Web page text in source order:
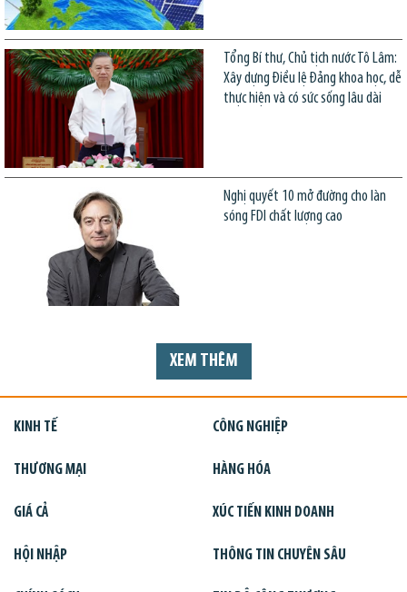
Tổng Bí thư, Chủ tịch nước Tô Lâm:
Xây dựng Điều lệ Đảng khoa học, dễ
thực hiện và có sức sống lâu dài
Nghị quyết 10 mở đường cho làn
sóng FDI chất lượng cao
XEM THÊM
KINH TẾ CÔNG NGHIỆP
THƯƠNG MẠI HÀNG HÓA
GIÁ CẢ XÚC TIẾN KINH DOANH
HỘI NHẬP THÔNG TIN CHUYÊN SÂU